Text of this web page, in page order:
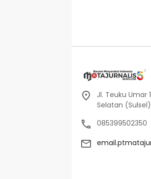
Jl. Teuku Umar
Selatan (Sulsel)
085399502350